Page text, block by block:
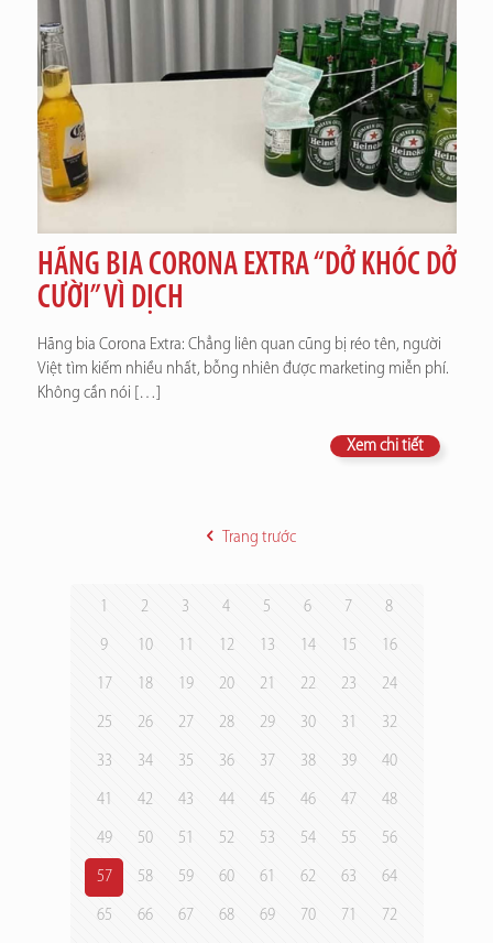
HÃNG BIA CORONA EXTRA “DỞ KHÓC DỞ
CƯỜI” VÌ DỊCH
Hãng bia Corona Extra: Chẳng liên quan cũng bị réo tên, người
Việt tìm kiếm nhiều nhất, bỗng nhiên được marketing miễn phí.
Không cần nói […]
Xem chi tiết
Trang trước
1 2 3 4 5 6 7 8
9 10 11 12 13 14 15 16
17 18 19 20 21 22 23 24
25 26 27 28 29 30 31 32
33 34 35 36 37 38 39 40
41 42 43 44 45 46 47 48
49 50 51 52 53 54 55 56
57 58 59 60 61 62 63 64
65 66 67 68 69 70 71 72